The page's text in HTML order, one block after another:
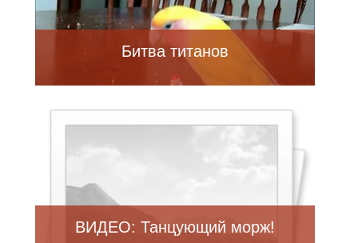
Битва титанов
ВИДЕО: Танцующий морж!